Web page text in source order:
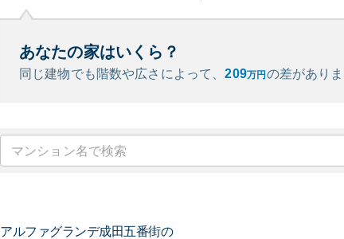
あなたの家はいくら？
同じ建物でも階数や広さによって、209万円 の差があり
アルファグランデ成田五番街の